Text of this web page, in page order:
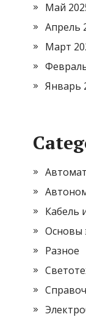
Май
Апрель
Март
Январь
Кабель
Основы
Разное